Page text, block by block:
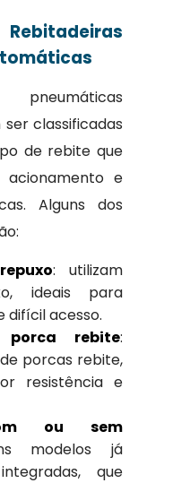
classificadas
de rebite que
e
Alguns dos
: utilizam
ideais para
difícil acesso.
porca rebite:
porcas rebite,
resistência e
ou sem
modelos já
que